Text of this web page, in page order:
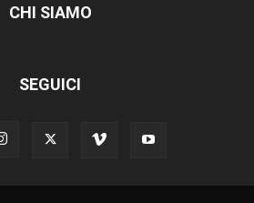
CHI SIAMO
SEGUICI